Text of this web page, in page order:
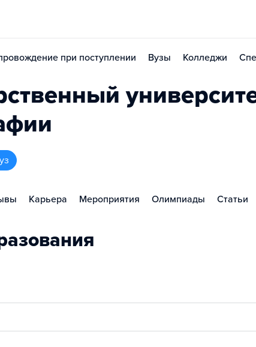
при поступлении Вузы Колледжи
Карьера Мероприятия Олимпиады Статьи